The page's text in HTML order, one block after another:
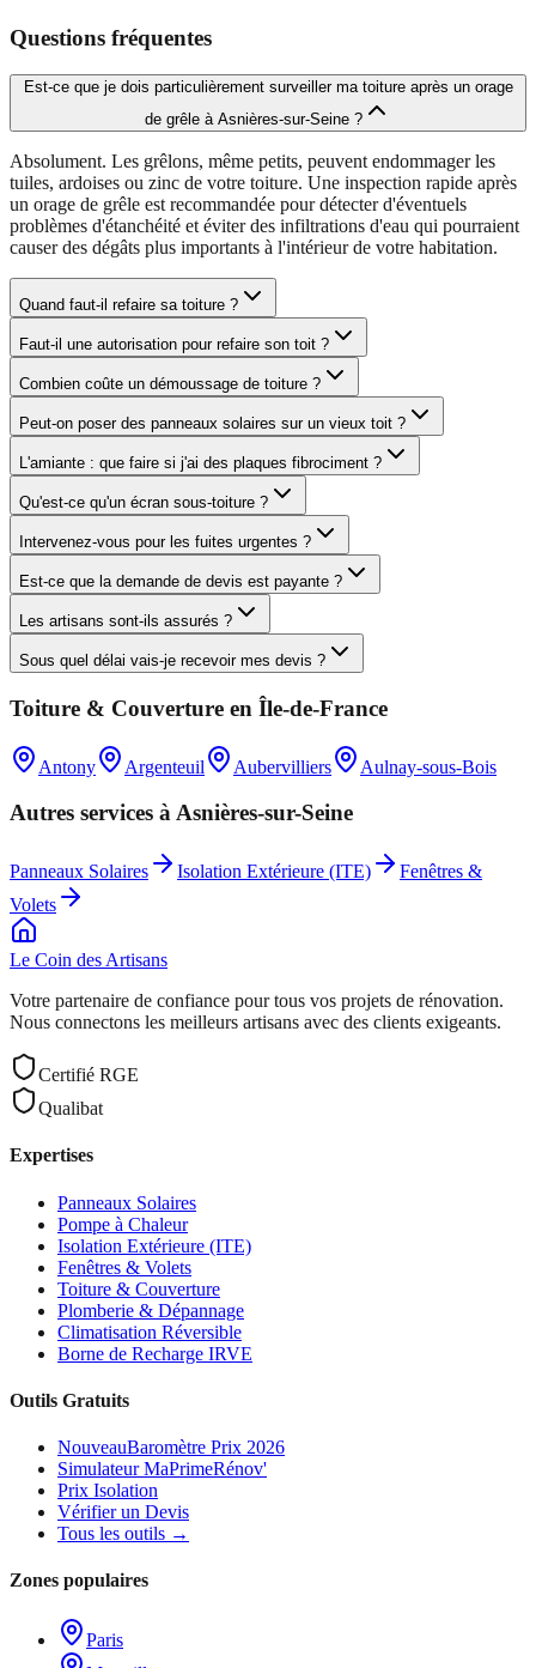
Questions fréquentes
Est-ce que je dois particulièrement surveiller ma toiture après un orage
de grêle à Asnières-sur-Seine ?
Absolument. Les grêlons, même petits, peuvent endommager les
tuiles, ardoises ou zinc de votre toiture. Une inspection rapide après
un orage de grêle est recommandée pour détecter d'éventuels
problèmes d'étanchéité et éviter des infiltrations d'eau qui pourraient
causer des dégâts plus importants à l'intérieur de votre habitation.
Quand faut-il refaire sa toiture ?
Faut-il une autorisation pour refaire son toit ?
Combien coûte un démoussage de toiture ?
Peut-on poser des panneaux solaires sur un vieux toit ?
L'amiante : que faire si j'ai des plaques fibrociment ?
Qu'est-ce qu'un écran sous-toiture ?
Intervenez-vous pour les fuites urgentes ?
Est-ce que la demande de devis est payante ?
Les artisans sont-ils assurés ?
Sous quel délai vais-je recevoir mes devis ?
Toiture & Couverture en Île-de-France
Antony Argenteuil Aubervilliers Aulnay-sous-Bois
Autres services àAsnières-sur-Seine
Panneaux Solaires Isolation Extérieure (ITE)
Fenêtres &
Volets
Le Coin des Artisans
Votre partenaire de confiance pour tous vos projets de rénovation.
Nous connectons les meilleurs artisans avec des clients exigeants.
Certifié RGE
Qualibat
Expertises
Panneaux Solaires
Pompe à Chaleur
Isolation Extérieure (ITE)
Fenêtres & Volets
Toiture & Couverture
Plomberie & Dépannage
Climatisation Réversible
Borne de Recharge IRVE
Outils Gratuits
NouveauBaromètre Prix 2026
Simulateur MaPrimeRénov'
Prix Isolation
Vérifier un Devis
Tous les outils →
Zones populaires
Paris